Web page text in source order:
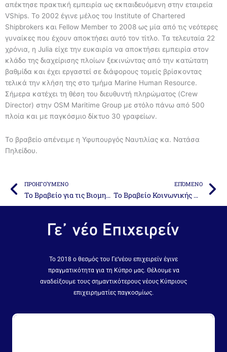
απέκτησε πρακτική εμπειρία ως εκπαιδευόμενη στην εταιρεία
VShips. Το 2002 έγινε μέλος του Institute of Chartered
Shipbrokers και Fellow Member το 2008 ως μία από τις νεότερες
γυναίκες που έχουν αποκτήσει αυτό τον τίτλο. Τα τελευταία 22
χρόνια, η Julia είχε την ευκαιρία να αποκτήσει εμπειρία στον
κλάδο της διαχείρισης πλοίων ξεκινώντας από την κατώτατη
βαθμίδα και έχει εργαστεί σε διάφορους τομείς βρίσκοντας
τελικά την κλήση της στο τμήμα Marine Human Resource.
Σήμερα κατέχει τη θέση του διευθυντή πληρώματος (Crew
Director) στην OSM Maritime Group με στόλο πάνω από 500
πλοία και με παγκόσμιο δίκτυο 30 γραφείων.
Το βραβείο απένειμε η Υφυπουργός Ναυτιλίας κα. Νατάσα
Πηλείδου.
PrevΠΡΟΗΓΟΎΜΕΝΟ
Το Βραβείο για τις Βιομηχανικές Επιχειρήσεις 2019 απονέμεται στην Γεωργία Καυκαλιά
ΕΠΌΜΕΝΟ
Το Βραβείο Κοινωνικής Προσφοράς 2019 απονέμεται στον Joseph Borghese
Το 2018 ο θεσμός του Γε’νέου επιχειρείν έγινε
πραγματικότητα για τη Κύπρο μας. Θέλουμε να
αναδείξουμε τους σημαντικότερους νέους Κύπριους
επιχειρηματίες παγκοσμίως.